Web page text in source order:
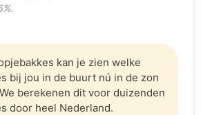
kan je zien welke
bij jou in de buurt nú in de zon
berekenen dit voor duizenden
door heel Nederland.